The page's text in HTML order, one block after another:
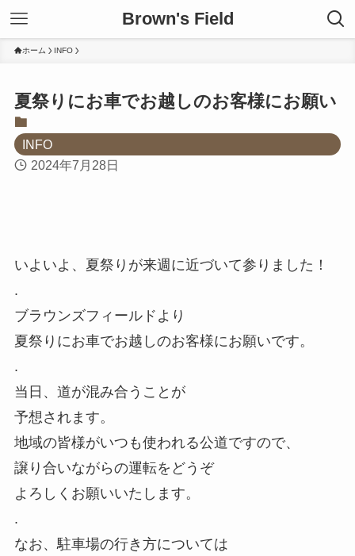
Brown's Field
ホーム INFO
夏祭りにお車でお越しのお客様にお願い
INFO
2024年7月28日
いよいよ、夏祭りが来週に近づいて参りました！
.
ブラウンズフィールドより
夏祭りにお車でお越しのお客様にお願いです。
.
当日、道が混み合うことが
予想されます。
地域の皆様がいつも使われる公道ですので、
譲り合いながらの運転をどうぞ
よろしくお願いいたします。
.
なお、駐車場の行き方については